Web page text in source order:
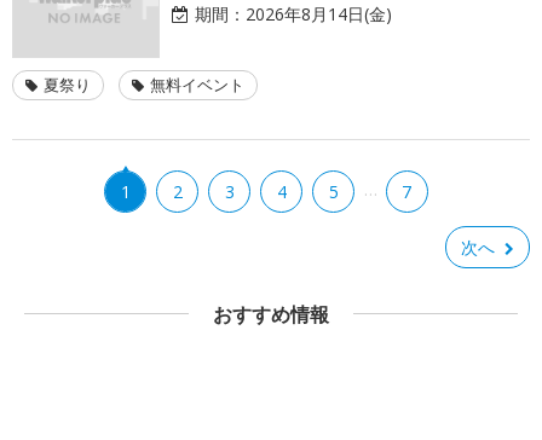
期間： 2026年8月14日(金)
夏祭り 無料イベント
1 2 3 4 5 … 7
次へ
おすすめ情報